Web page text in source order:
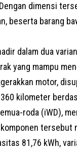
dimensi
beserta barang
dalam dua
yang mampu
motor,
kilometer
roda (iWD),
81,76 kWh,